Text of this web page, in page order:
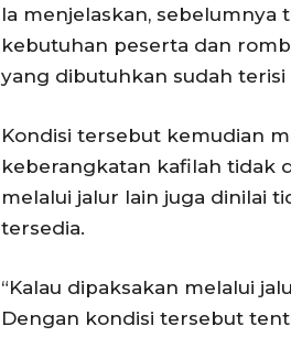
Ia menjelaskan,
kebutuhan peserta dan
yang dibutuhkan sudah
Kondisi tersebut kemudian
keberangkatan kafilah tidak
melalui jalur lain juga dinilai
tersedia.
“Kalau dipaksakan melalui
Dengan kondisi tersebut